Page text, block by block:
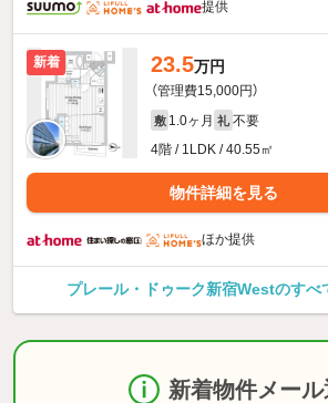
提供
新着 23.5万円
（管理費15,000円）
敷 1.0ヶ月 礼 不要
4階 / 1LDK / 40.55㎡
物件詳細を見る
ほか提供
プレール・ドゥーク新宿Westのすべ
新着物件メール